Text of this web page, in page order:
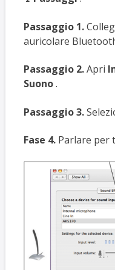
Passaggio 1.
auricolare
Passaggio 2.Apri
Suono.
Passaggio 3.
Fase 4.Parlare per